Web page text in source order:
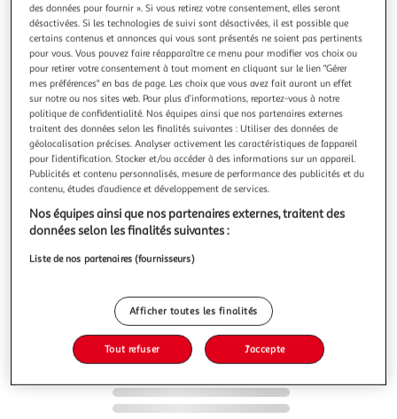
GARDENSTAR
Raccord reparation - 19 mm
Ce raccord permettant d'équiper les début de tuyau de
diamètre 19 mm. Se fixe directement au nez de robinet. Le
raccord d'arrosage est l'accessoire indispensable pour
connecter un tuyau d'arrosage au robinet d'une part et à
un accessoire de type pistolet ou lance d'autre part.
En savoir +
Vendu parAuchan
Choisir un magasin
Retrait 1h en magasin
Paiement en ligne ·Service offert
2,29€
des données pour fournir ». Si vous retirez votre consentement, elles seront
désactivées. Si les technologies de suivi sont désactivées, il est possible que
certains contenus et annonces qui vous sont présentés ne soient pas pertinents
pour vous. Vous pouvez faire réapparaître ce menu pour modifier vos choix ou
pour retirer votre consentement à tout moment en cliquant sur le lien "Gérer
mes préférences" en bas de page. Les choix que vous avez fait auront un effet
sur notre ou nos sites web. Pour plus d’informations, reportez-vous à notre
politique de confidentialité. Nos équipes ainsi que nos partenaires externes
traitent des données selon les finalités suivantes : Utiliser des données de
géolocalisation précises. Analyser activement les caractéristiques de l’appareil
pour l’identification. Stocker et/ou accéder à des informations sur un appareil.
Publicités et contenu personnalisés, mesure de performance des publicités et du
contenu, études d’audience et développement de services.
Nos équipes ainsi que nos partenaires externes, traitent des
données selon les finalités suivantes :
Liste de nos partenaires (fournisseurs)
Afficher toutes les finalités
Tout refuser J'accepte